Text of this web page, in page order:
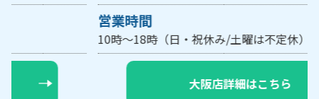
10時～18時（日・祝休み/土曜は不定休）【要予約】
大阪店詳細はこちら